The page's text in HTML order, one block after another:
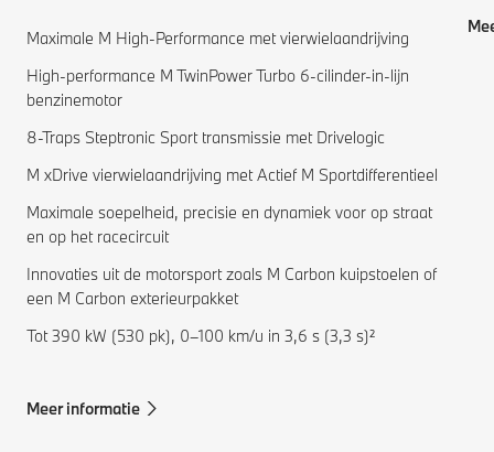
Maximale M High-Performance met vierwielaandrijving
High-performance M TwinPower Turbo 6-cilinder-in-lijn
benzinemotor
8-Traps Steptronic Sport transmissie met Drivelogic
M xDrive vierwielaandrijving met Actief M Sportdifferentieel
Maximale soepelheid, precisie en dynamiek voor op straat
en op het racecircuit
Innovaties uit de motorsport zoals M Carbon kuipstoelen of
een M Carbon exterieurpakket
Tot 390 kW (530 pk), 0–100 km/u in 3,6 s (3,3 s)²
Meer informatie